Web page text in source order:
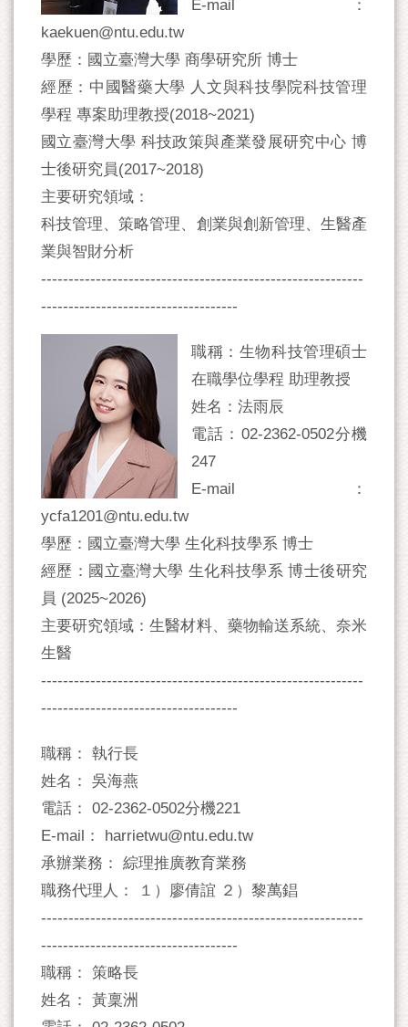
E-mail：
kaekuen@ntu.edu.tw
學歷：國立臺灣大學 商學研究所 博士
經歷：中國醫藥大學 人文與科技學院科技管理
學程 專案助理教授(2018~2021)
國立臺灣大學 科技政策與產業發展研究中心 博
士後研究員(2017~2018)
主要研究領域：
科技管理、策略管理、創業與創新管理、生醫產
業與智財分析
-----------------------------------------------------------
------------------------------------
職稱：生物科技管理碩士
在職學位學程 助理教授
姓名：法雨辰
電話：02-2362-0502分機
247
E-mail：
ycfa1201@ntu.edu.tw
學歷：國立臺灣大學 生化科技學系 博士
經歷：國立臺灣大學 生化科技學系 博士後研究
員 (2025~2026)
主要研究領域：生醫材料、藥物輸送系統、奈米
生醫
-----------------------------------------------------------
------------------------------------
職稱： 執行長
姓名： 吳海燕
電話： 02-2362-0502分機221
E-mail： harrietwu@ntu.edu.tw
承辦業務： 綜理推廣教育業務
職務代理人： １）廖倩誼 ２）黎萬錩
-----------------------------------------------------------
------------------------------------
職稱： 策略長
姓名： 黃稟洲